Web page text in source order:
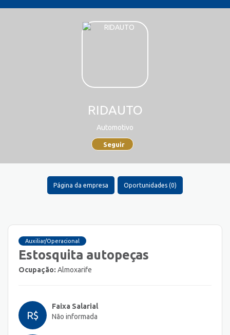
RIDAUTO
Automotivo
Seguir
Página da empresa Oportunidades (0)
Auxiliar/Operacional
Estosquita autopeças
Ocupação: Almoxarife
R$
Faixa Salarial
Não informada